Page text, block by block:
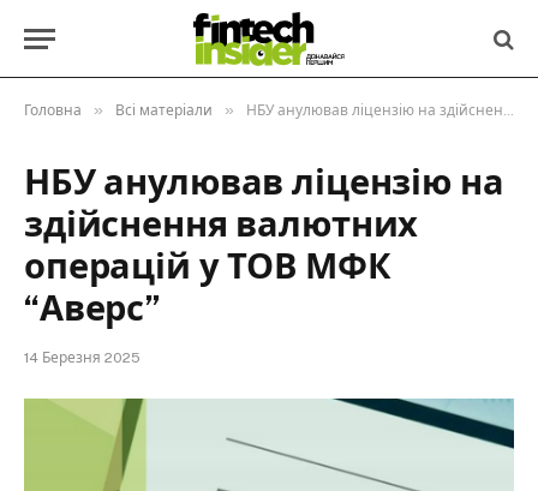
Головна » Всі матеріали » НБУ анулював ліцензію на здійснення валютних операцій у ТОВ МФК “Аверс”
НБУ анулював ліцензію на
здійснення валютних
операцій у ТОВ МФК
“Аверс”
14 Березня 2025